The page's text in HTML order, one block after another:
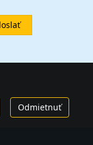
Odmietnuť